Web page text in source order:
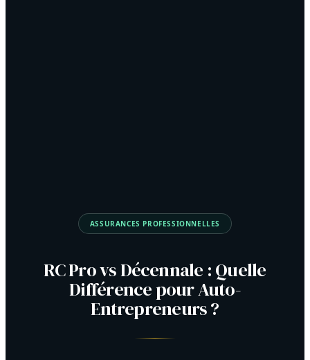
ASSURANCES PROFESSIONNELLES
RC Pro vs Décennale : Quelle
Différence pour Auto-
Entrepreneurs ?